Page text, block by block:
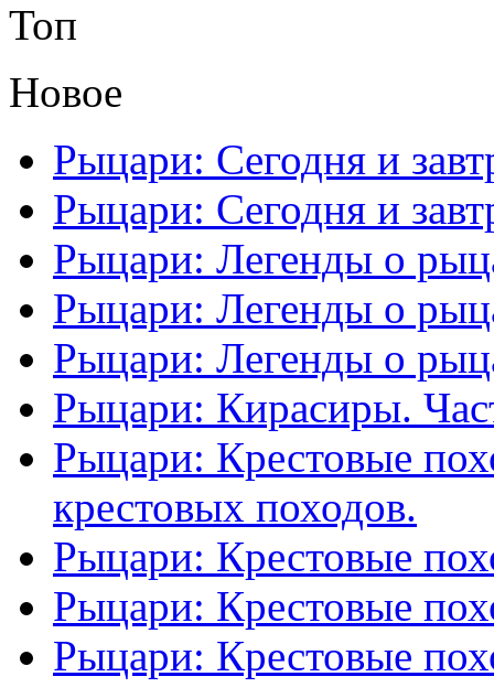
Топ
Новое
Рыцари: Сегодня и
Рыцари: Сегодня и
Рыцари: Легенды о
Рыцари: Легенды о
Рыцари: Легенды о
Рыцари: Кирасиры.
Рыцари: Крестовые
крестовых походов.
Рыцари: Крестовые
Рыцари: Крестовые
Рыцари: Крестовые